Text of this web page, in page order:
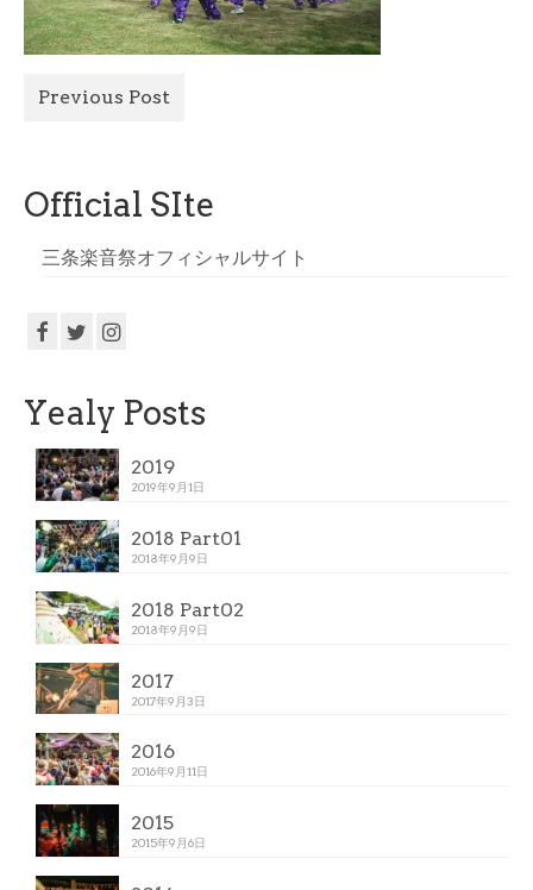
Previous Post
Official SIte
三条楽音祭オフィシャルサイト
Yealy Posts
2019
2019年9月1日
2018 Part01
2018年9月9日
2018 Part02
2018年9月9日
2017
2017年9月3日
2016
2016年9月11日
2015
2015年9月6日